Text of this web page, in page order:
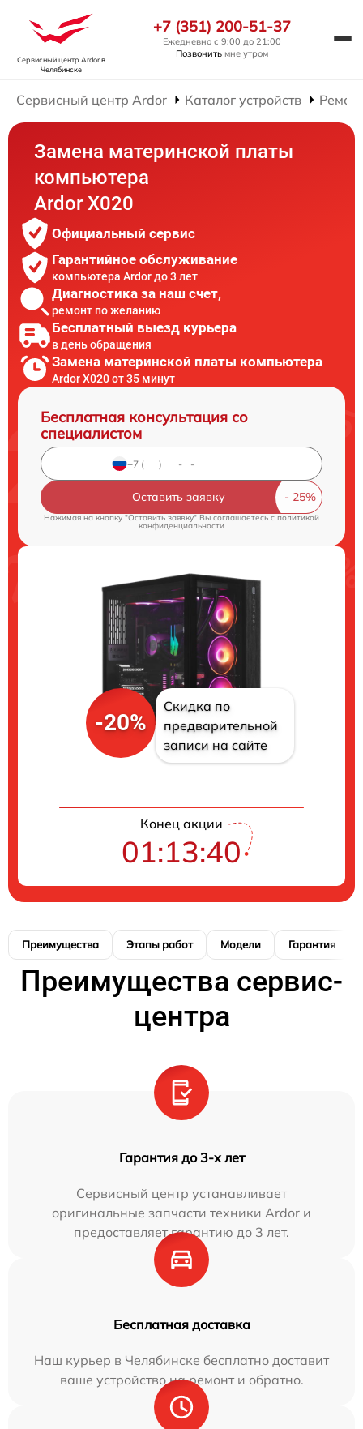
Сервисный центр Ardorв
Челябинске
+7 (351) 200-51-37
Ежедневно с 9:00 до 21:00
Позвонить мне утром
Сервисный центр Ardor Каталог устройств
Замена материнской платы
компьютера
Ardor X020
Официальный сервис
Гарантийное обслуживание
компьютера Ardor до 3 лет
Диагностика за наш счет,
ремонт по желанию
Бесплатный выезд курьера
в день обращения
Замена материнской платы компьютера
Ardor X020 от 35 минут
Бесплатная консультация со
специалистом
Оставить заявку
Нажимая на кнопку "Оставить заявку" Вы соглашаетесь cполитикой
конфиденциальности
-20%
Скидка по
предварительной
записи на сайте
Конец акции
01:13:39
Преимущества Этапы работ Модели Гарантия
Преимущества сервис-
центра
Гарантия до 3-х лет
Сервисный центр устанавливает
оригинальные запчасти техники Ardor и
предоставляет гарантию до 3 лет.
Бесплатная доставка
Наш курьер в Челябинске бесплатно доставит
ваше устройство на ремонт и обратно.